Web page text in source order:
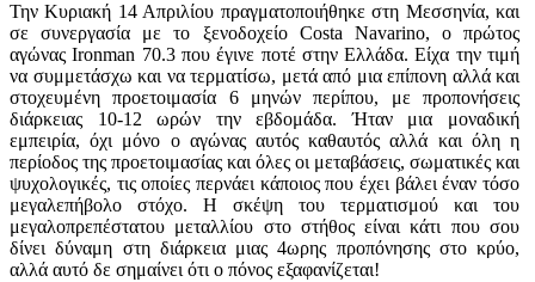
Την Κυριακή 14 Απριλίου πραγματοποιήθηκε στη Μεσσηνία, και
σε συνεργασία με το ξενοδοχείο Costa Navarino, ο πρώτος
αγώνας Ironman 70.3 που έγινε ποτέ στην Ελλάδα. Είχα την τιμή
να συμμετάσχω και να τερματίσω, μετά από μια επίπονη αλλά και
στοχευμένη προετοιμασία 6 μηνών περίπου, με προπονήσεις
διάρκειας 10-12 ωρών την εβδομάδα. Ήταν μια μοναδική
εμπειρία, όχι μόνο ο αγώνας αυτός καθαυτός αλλά και όλη η
περίοδος της προετοιμασίας και όλες οι μεταβάσεις, σωματικές και
ψυχολογικές, τις οποίες περνάει κάποιος που έχει βάλει έναν τόσο
μεγαλεπήβολο στόχο. Η σκέψη του τερματισμού και του
μεγαλοπρεπέστατου μεταλλίου στο στήθος είναι κάτι που σου
δίνει δύναμη στη διάρκεια μιας 4ωρης προπόνησης στο κρύο,
αλλά αυτό δε σημαίνει ότι ο πόνος εξαφανίζεται!